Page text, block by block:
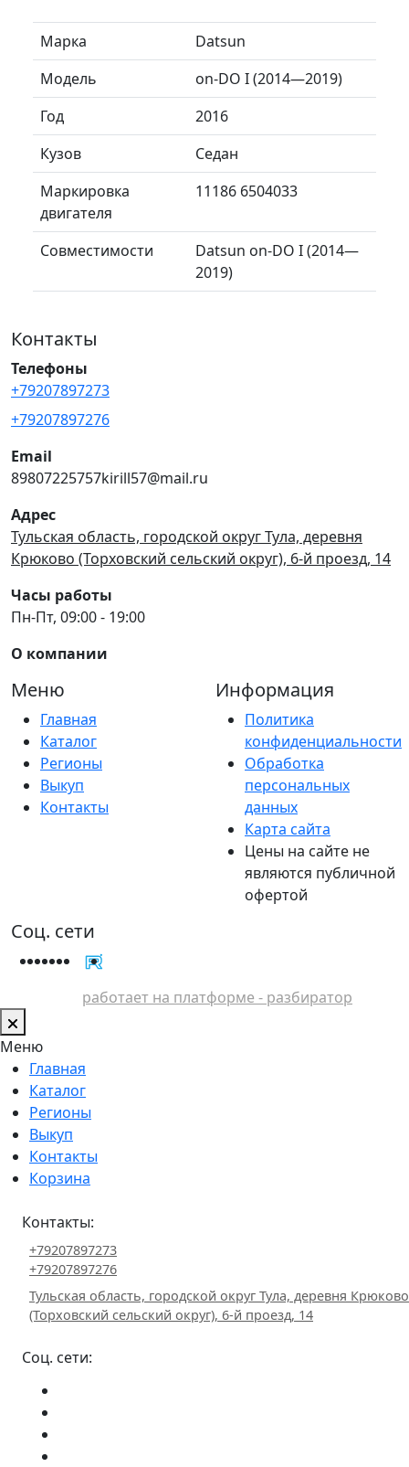
Марка
Datsun
Модель
on-DO I (2014—2019)
Год
2016
Кузов
Седан
Маркировка
двигателя
11186 6504033
Совместимости
Datsun on-DO I (2014—
2019)
Контакты
Телефоны
+79207897273
+79207897276
Email
89807225757kirill57@mail.ru
Адрес
Тульская область, городской округ Тула, деревня
Крюково (Торховский сельский округ), 6-й проезд, 14
Часы работы
Пн-Пт, 09:00 - 19:00
О компании
Меню
Главная
Каталог
Регионы
Выкуп
Контакты
Информация
Политика
конфиденциальности
Обработка
персональных
данных
Карта сайта
Цены на сайте не
являются публичной
офертой
Соц. сети
работает на платформе - разбиратор
Меню
Главная
Каталог
Регионы
Выкуп
Контакты
Корзина
Контакты:
+79207897273
+79207897276
Тульская область, городской округ Тула, деревня Крюково
(Торховский сельский округ), 6-й проезд, 14
Соц. сети: